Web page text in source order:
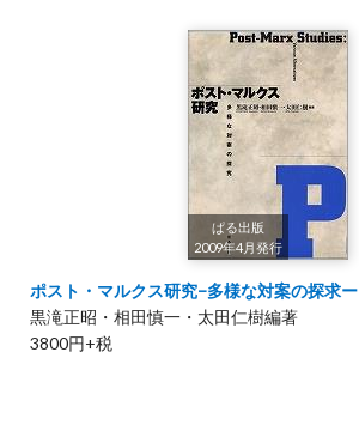
ぱる出版
2009年4月発行
ポスト・マルクス研究−多様な対案の探求ー
黒滝正昭・相田慎一・太田仁樹編著
3800円+税